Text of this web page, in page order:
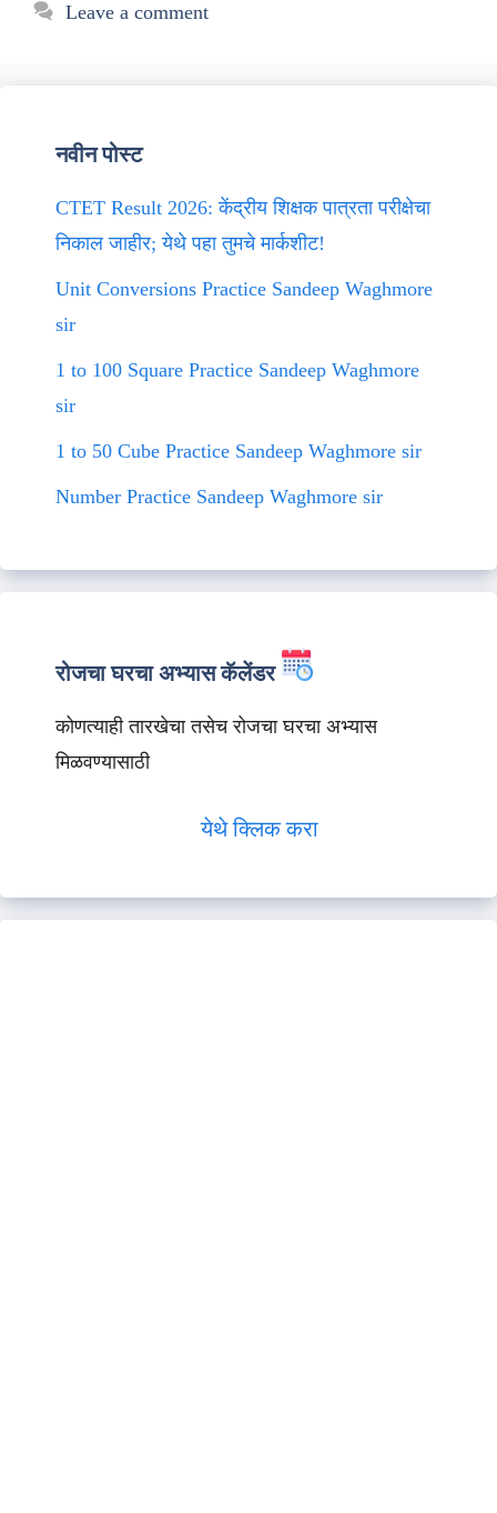
Leave a comment
नवीन पोस्ट
CTET Result 2026: केंद्रीय शिक्षक पात्रता परीक्षेचा
निकाल जाहीर; येथे पहा तुमचे मार्कशीट!
Unit Conversions Practice Sandeep Waghmore
sir
1 to 100 Square Practice Sandeep Waghmore
sir
1 to 50 Cube Practice Sandeep Waghmore sir
Number Practice Sandeep Waghmore sir
रोजचा घरचा अभ्यास कॅलेंडर
कोणत्याही तारखेचा तसेच रोजचा घरचा अभ्यास
मिळवण्यासाठी
येथे क्लिक करा